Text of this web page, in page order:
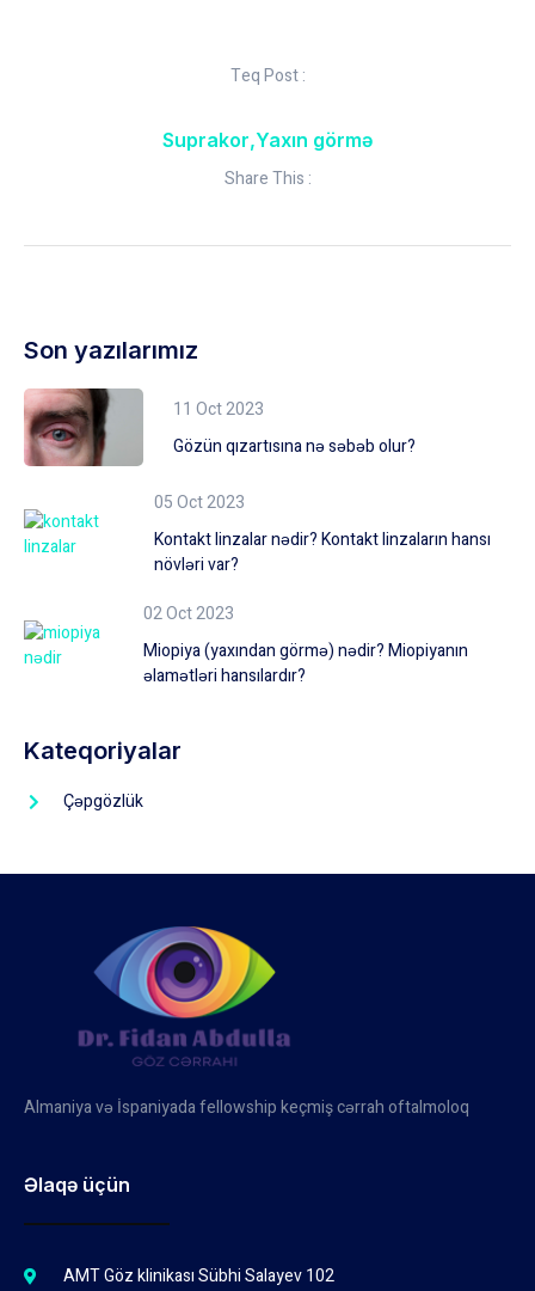
Teq Post :
Suprakor,Yaxın görmə
Share This :
Son yazılarımız
11 Oct 2023
Gözün qızartısına nə səbəb olur?
05 Oct 2023
Kontakt linzalar nədir? Kontakt linzaların hansı
növləri var?
02 Oct 2023
Miopiya (yaxından görmə) nədir? Miopiyanın
əlamətləri hansılardır?
Kateqoriyalar
Çəpgözlük
Almaniya və İspaniyada fellowship keçmiş cərrah oftalmoloq
Əlaqə üçün
AMT Göz klinikası Sübhi Salayev 102